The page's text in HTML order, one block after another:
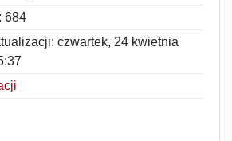
684
czwartek, 24 kwietnia